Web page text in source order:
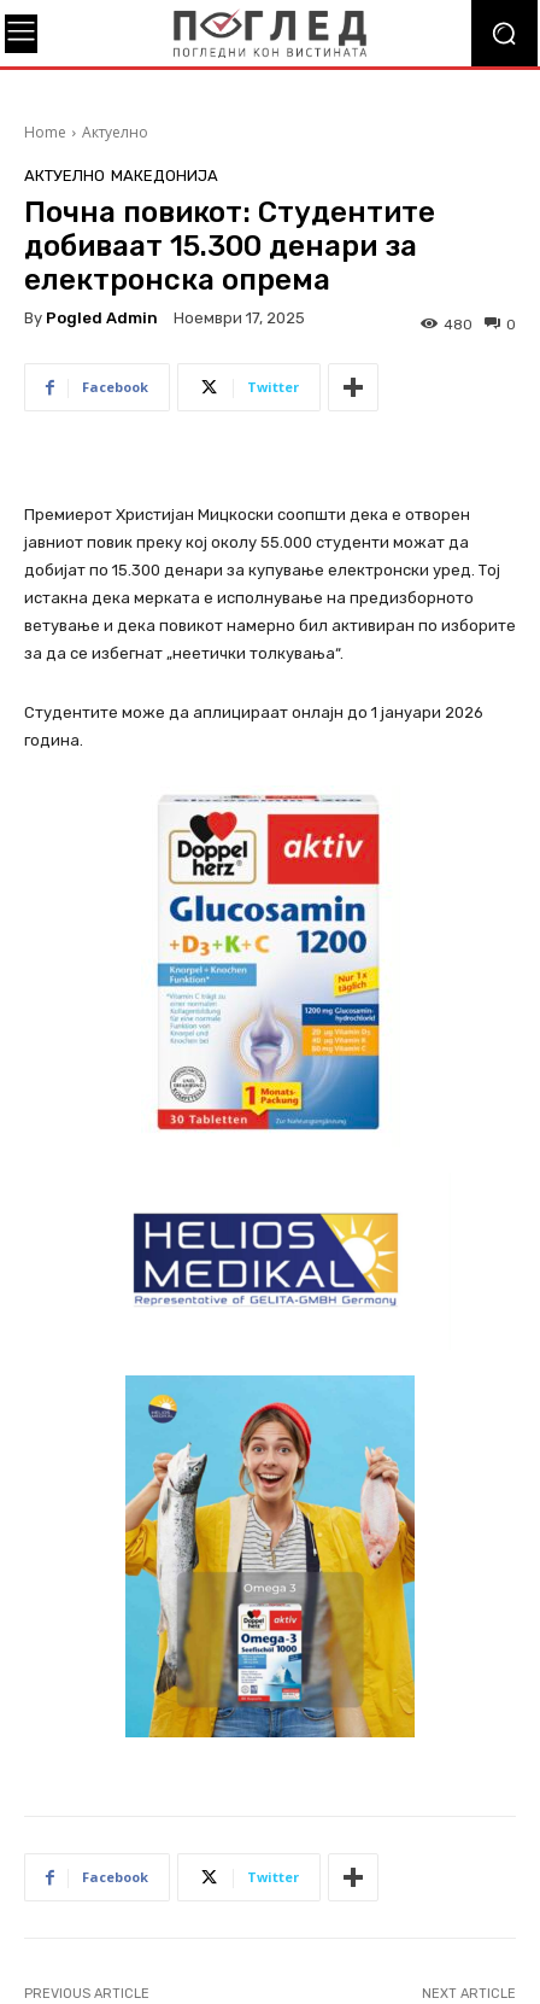
Home Актуелно
АКТУЕЛНО МАКЕДОНИЈА
Почна повикот: Студентите
добиваат 15.300 денари за
електронска опрема
By Pogled Admin Ноември 17, 2025 0
480
Facebook Twitter
Премиерот Христијан Мицкоски соопшти дека е отворен
јавниот повик преку кој околу 55.000 студенти можат да
добијат по 15.300 денари за купување електронски уред. Тој
истакна дека мерката е исполнување на предизборното
ветување и дека повикот намерно бил активиран по изборите
за да се избегнат „неетички толкувања“.
Студентите може да аплицираат онлајн до 1 јануари 2026
година.
Facebook Twitter
PREVIOUS ARTICLE NEXT ARTICLE